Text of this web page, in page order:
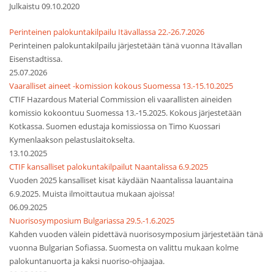
Julkaistu 09.10.2020
Perinteinen palokuntakilpailu Itävallassa 22.-26.7.2026
Perinteinen palokuntakilpailu järjestetään tänä vuonna Itävallan
Eisenstadtissa.
25.07.2026
Vaaralliset aineet -komission kokous Suomessa 13.-15.10.2025
CTIF Hazardous Material Commission eli vaarallisten aineiden
komissio kokoontuu Suomessa 13.-15.2025. Kokous järjestetään
Kotkassa. Suomen edustaja komissiossa on Timo Kuossari
Kymenlaakson pelastuslaitokselta.
13.10.2025
CTIF kansalliset palokuntakilpailut Naantalissa 6.9.2025
Vuoden 2025 kansalliset kisat käydään Naantalissa lauantaina
6.9.2025. Muista ilmoittautua mukaan ajoissa!
06.09.2025
Nuorisosymposium Bulgariassa 29.5.-1.6.2025
Kahden vuoden välein pidettävä nuorisosymposium järjestetään tänä
vuonna Bulgarian Sofiassa. Suomesta on valittu mukaan kolme
palokuntanuorta ja kaksi nuoriso-ohjaajaa.